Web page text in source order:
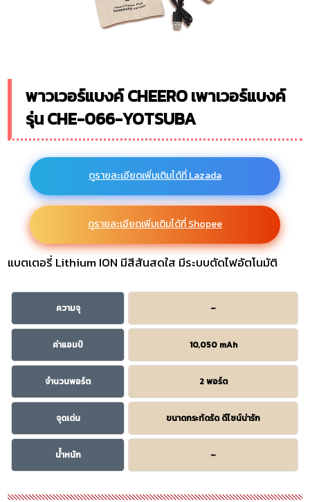
พาวเวอร์แบงค์ CHEERO เพาเวอร์แบงค์
รุ่น CHE-066-YOTSUBA
ดูรายละเอียดเพิ่มเติมได้ที่ Lazada
ดูรายละเอียดเพิ่มเติมได้ที่ Shopee
แบตเตอรี่ Lithium ION มีสีสันสดใส มีระบบตัดไฟอัตโนมัติ
ความจุ –
ค่าแอมป์ 10,050 mAh
จำนวนพอร์ต 2 พอร์ต
จุดเด่น ขนาดกระทัดรัด ดีไซน์น่ารัก
น้ำหนัก –